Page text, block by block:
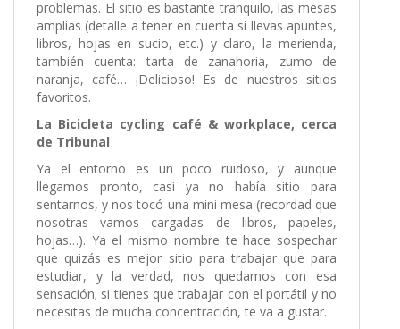
problemas. El sitio es bastante tranquilo, las mesas
amplias (detalle a tener en cuenta si llevas apuntes,
libros, hojas en sucio, etc.) y claro, la merienda,
también cuenta: tarta de zanahoria, zumo de
naranja, café… ¡Delicioso! Es de nuestros sitios
favoritos.
La Bicicleta cycling café & workplace, cerca
de Tribunal
Ya el entorno es un poco ruidoso, y aunque
llegamos pronto, casi ya no había sitio para
sentarnos, y nos tocó una mini mesa (recordad que
nosotras vamos cargadas de libros, papeles,
hojas…). Ya el mismo nombre te hace sospechar
que quizás es mejor sitio para trabajar que para
estudiar, y la verdad, nos quedamos con esa
sensación; si tienes que trabajar con el portátil y no
necesitas de mucha concentración, te va a gustar.